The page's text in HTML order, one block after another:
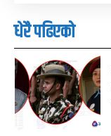
धेरै पढिएको